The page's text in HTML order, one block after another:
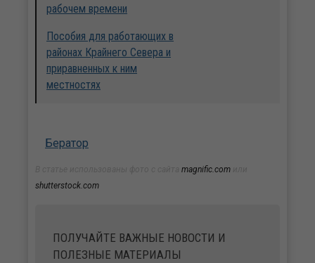
рабочем времени
Пособия для работающих в
районах Крайнего Севера и
приравненных к ним
местностях
Бератор
magnific.com
shutterstock.com
ПОЛУЧАЙТЕ ВАЖНЫЕ НОВОСТИ И
ПОЛЕЗНЫЕ МАТЕРИАЛЫ